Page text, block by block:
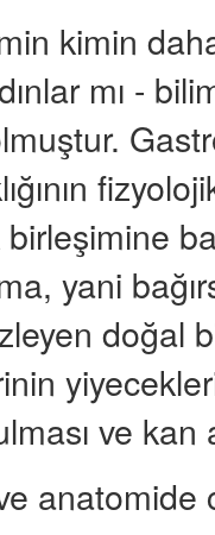
kimin
mı -
birleşimine
yani
doğal
ve kan
anatomide